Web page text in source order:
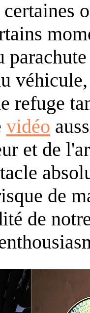
refuge
vidéo
et de
de
de